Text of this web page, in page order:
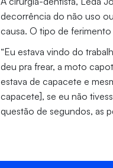
decorrência do não uso
causa. O tipo de ferimento
“Eu estava vindo do
deu pra frear, a moto
estava de capacete e
capacete], se eu não
questão de segundos, as